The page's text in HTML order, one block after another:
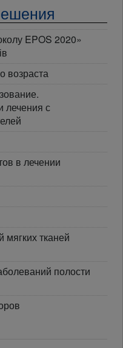
EPOS 2020»
возраста
лечения с
в лечении
тканей
полости